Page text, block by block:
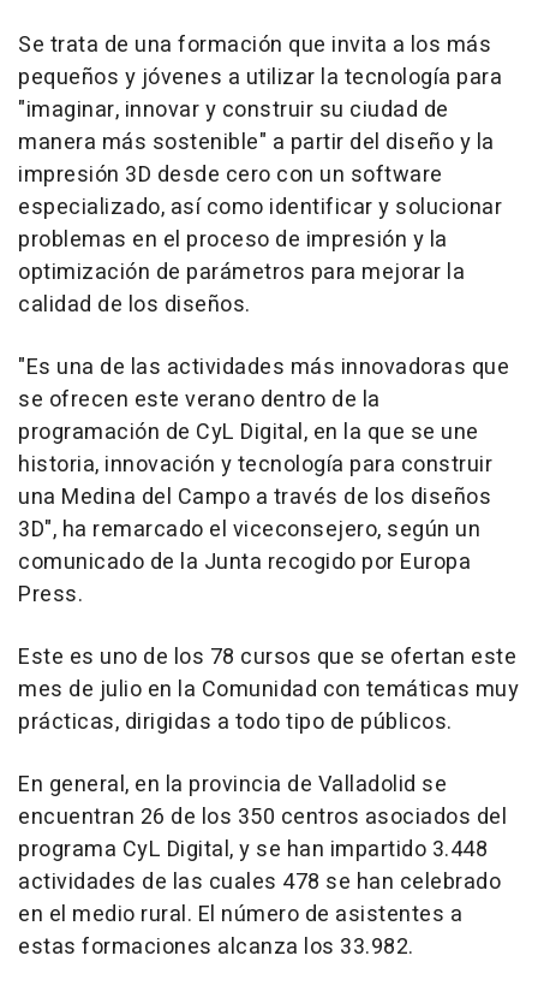
Se trata de una formación que invita a los más
pequeños y jóvenes a utilizar la tecnología para
"imaginar, innovar y construir su ciudad de
manera más sostenible" a partir del diseño y la
impresión 3D desde cero con un software
especializado, así como identificar y solucionar
problemas en el proceso de impresión y la
optimización de parámetros para mejorar la
calidad de los diseños.
"Es una de las actividades más innovadoras que
se ofrecen este verano dentro de la
programación de CyL Digital, en la que se une
historia, innovación y tecnología para construir
una Medina del Campo a través de los diseños
3D", ha remarcado el viceconsejero, según un
comunicado de la Junta recogido por Europa
Press.
Este es uno de los 78 cursos que se ofertan este
mes de julio en la Comunidad con temáticas muy
prácticas, dirigidas a todo tipo de públicos.
En general, en la provincia de Valladolid se
encuentran 26 de los 350 centros asociados del
programa CyL Digital, y se han impartido 3.448
actividades de las cuales 478 se han celebrado
en el medio rural. El número de asistentes a
estas formaciones alcanza los 33.982.